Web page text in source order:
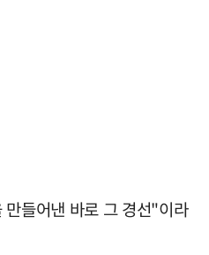
들어낸 바로 그 경선"이라